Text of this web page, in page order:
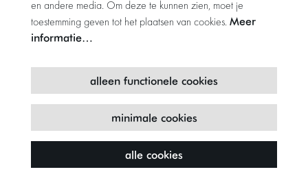
en andere media. Om deze te kunnen zien, moet je
toestemming geven tot het plaatsen van cookies. Meer
informatie…
alleen functionele cookies
minimale cookies
alle cookies